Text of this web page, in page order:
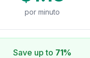
por minuto
Save up to 71%